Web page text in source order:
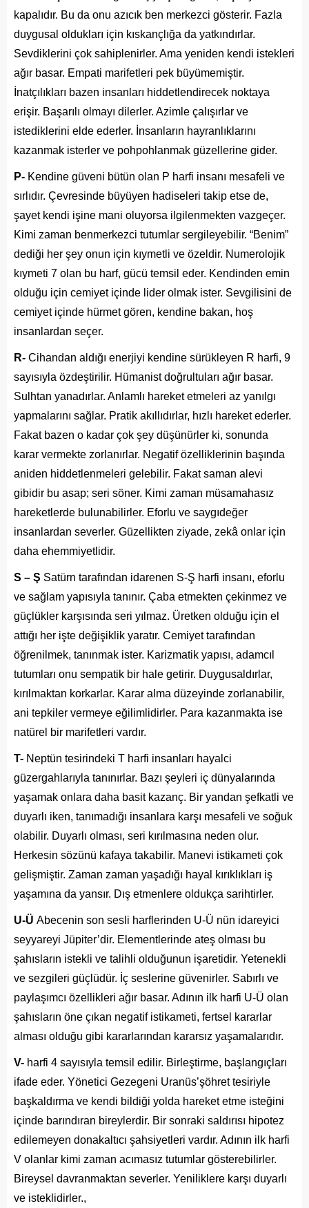
kapalıdır. Bu da onu azıcık ben merkezci gösterir. Fazla
duygusal oldukları için kıskançlığa da yatkındırlar.
Sevdiklerini çok sahiplenirler. Ama yeniden kendi istekleri
ağır basar. Empati marifetleri pek büyümemiştir.
İnatçılıkları bazen insanları hiddetlendirecek noktaya
erişir. Başarılı olmayı dilerler. Azimle çalışırlar ve
istediklerini elde ederler. İnsanların hayranlıklarını
kazanmak isterler ve pohpohlanmak güzellerine gider.
P- Kendine güveni bütün olan P harfi insanı mesafeli ve
sırlıdır. Çevresinde büyüyen hadiseleri takip etse de,
şayet kendi işine mani oluyorsa ilgilenmekten vazgeçer.
Kimi zaman benmerkezci tutumlar sergileyebilir. “Benim”
dediği her şey onun için kıymetli ve özeldir. Numerolojik
kıymeti 7 olan bu harf, gücü temsil eder. Kendinden emin
olduğu için cemiyet içinde lider olmak ister. Sevgilisini de
cemiyet içinde hürmet gören, kendine bakan, hoş
insanlardan seçer.
R- Cihandan aldığı enerjiyi kendine sürükleyen R harfi, 9
sayısıyla özdeştirilir. Hümanist doğrultuları ağır basar.
Sulhtan yanadırlar. Anlamlı hareket etmeleri az yanılgı
yapmalarını sağlar. Pratik akıllıdırlar, hızlı hareket ederler.
Fakat bazen o kadar çok şey düşünürler ki, sonunda
karar vermekte zorlanırlar. Negatif özelliklerinin başında
aniden hiddetlenmeleri gelebilir. Fakat saman alevi
gibidir bu asap; seri söner. Kimi zaman müsamahasız
hareketlerde bulunabilirler. Eforlu ve saygıdeğer
insanlardan severler. Güzellikten ziyade, zekâ onlar için
daha ehemmiyetlidir.
S – Ş Satürn tarafından idarenen S-Ş harfi insanı, eforlu
ve sağlam yapısıyla tanınır. Çaba etmekten çekinmez ve
güçlükler karşısında seri yılmaz. Üretken olduğu için el
attığı her işte değişiklik yaratır. Cemiyet tarafından
öğrenilmek, tanınmak ister. Karizmatik yapısı, adamcıl
tutumları onu sempatik bir hale getirir. Duygusaldırlar,
kırılmaktan korkarlar. Karar alma düzeyinde zorlanabilir,
ani tepkiler vermeye eğilimlidirler. Para kazanmakta ise
natürel bir marifetleri vardır.
T- Neptün tesirindeki T harfi insanları hayalci
güzergahlarıyla tanınırlar. Bazı şeyleri iç dünyalarında
yaşamak onlara daha basit kazanç. Bir yandan şefkatli ve
duyarlı iken, tanımadığı insanlara karşı mesafeli ve soğuk
olabilir. Duyarlı olması, seri kırılmasına neden olur.
Herkesin sözünü kafaya takabilir. Manevi istikameti çok
gelişmiştir. Zaman zaman yaşadığı hayal kırıklıkları iş
yaşamına da yansır. Dış etmenlere oldukça sarihtirler.
U-Ü Abecenin son sesli harflerinden U-Ü nün idareyici
seyyareyi Jüpiter’dir. Elementlerinde ateş olması bu
şahısların istekli ve talihli olduğunun işaretidir. Yetenekli
ve sezgileri güçlüdür. İç seslerine güvenirler. Sabırlı ve
paylaşımcı özellikleri ağır basar. Adının ilk harfi U-Ü olan
şahısların öne çıkan negatif istikameti, fertsel kararlar
alması olduğu gibi kararlarından kararsız yaşamalarıdır.
V- harfi 4 sayısıyla temsil edilir. Birleştirme, başlangıçları
ifade eder. Yönetici Gezegeni Uranüs’şöhret tesiriyle
başkaldırma ve kendi bildiği yolda hareket etme isteğini
içinde barındıran bireylerdir. Bir sonraki saldırısı hipotez
edilemeyen donakaltıcı şahsiyetleri vardır. Adının ilk harfi
V olanlar kimi zaman acımasız tutumlar gösterebilirler.
Bireysel davranmaktan severler. Yeniliklere karşı duyarlı
ve isteklidirler.,